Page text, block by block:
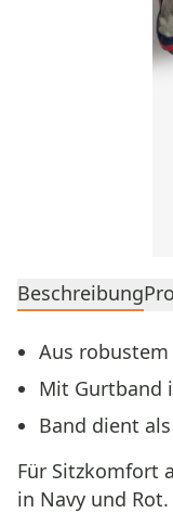
Beschreibung
Aus robustem
Mit Gurtband
Band dient
Für Sitzkomfort
in Navy und